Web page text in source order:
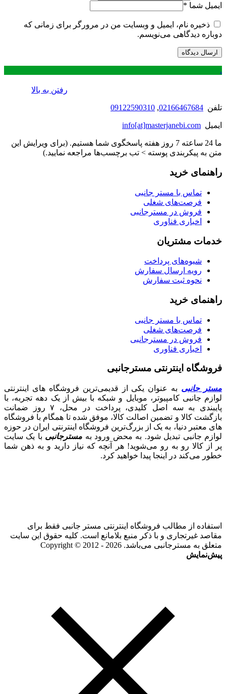
ایمیل شما *
ذخیره نام، ایمیل و وبسایت من در مرورگر برای زمانی که
دوباره دیدگاهی می‌نویسم.
.
رفتن به بالا
تلفن 02166467684
,
09122590310
ایمیل info[at]masterjanebi.com
ما 24 ساعته 7 روز هفته پاسخگوی شما هستیم. (برای ویرایش این
متن به پیکربندی پوسته > تب برچسب‌ها مراجعه نمایید.)
راهنمای خرید
تماس با مستر جانبی
فرصت‌های شغلی
فروش در مسترجانبی
اخباری فناوری
خدمات مشتریان
شیوه‌های پرداخت
رویه ارسال سفارش
نحوه ثبت سفارش
راهنمای خرید
تماس با مستر جانبی
فرصت‌های شغلی
فروش در مسترجانبی
اخباری فناوری
فروشگاه اینترنتی مسترجانبی
مستر جانبی به عنوان یکی از قدیمی‌ترین فروشگاه های اینترنتی
لوازم جانبی کامپیوتر، موبایل و شبکه با بیش از یک دهه تجربه، با
پایبندی به سه اصل کلیدی، پرداخت در محل، ۷ روز ضمانت
بازگشت کالا و تضمین اصالت کالا، موفق شده تا همگام با فروشگاه‌
های معتبر دنیا، به یک از بزرگ‌ترین فروشگاه اینترنتی ایران در حوزه
لوازم جانبی تبدیل شود. به محض ورود به مسترجانبی با یک سایت
پر از کالا رو به رو می‌شوید! هر آنچه که نیاز دارید و به ذهن شما
خطور می‌کند در اینجا پیدا خواهید کرد.
استفاده از مطالب فروشگاه اینترنتی مستر جانبی فقط برای
مقاصد غیرتجاری و با ذکر منبع بلامانع است. کلیه حقوق این سایت
متعلق به مسترجانبی می‌باشد. Copyright © 2012 - 2026
پیش‌نمایش